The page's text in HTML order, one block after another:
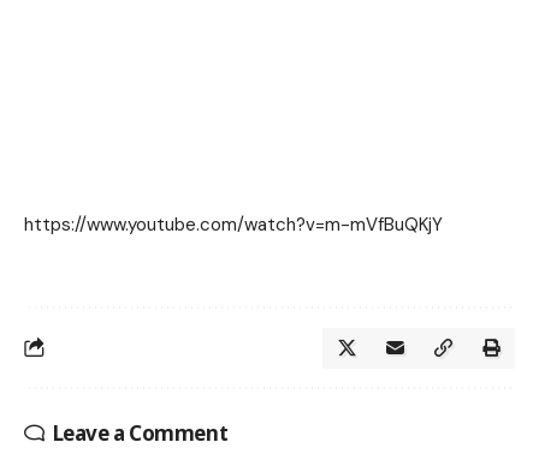
https://www.youtube.com/watch?v=m-mVfBuQKjY
Leave a Comment